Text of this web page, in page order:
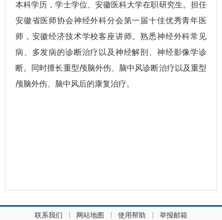
本科学历，学士学位、安徽医科大学在职研究生。担任
安徽省医师协会神经外科分会第一届十佳优秀青年医
师，安徽经济技术学校客座讲师。熟悉神经外科常见
病、多发病的诊断治疗以及神经解剖、神经影像学诊
断。同时擅长重型颅脑外伤、脑中风诊断治疗以及重型
颅脑外伤、脑中风后的康复治疗。
联系我们 网站地图 使用帮助 举报邮箱